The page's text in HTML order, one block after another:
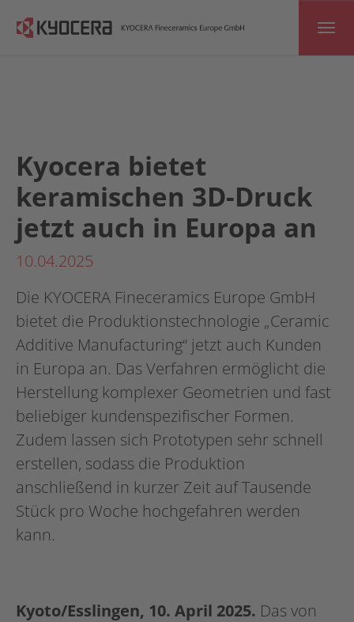
Kyocera bietet
keramischen 3D-Druck
jetzt auch in Europa an
10.04.2025
Die KYOCERA Fineceramics Europe GmbH
bietet die Produktionstechnologie „Ceramic
Additive Manufacturing“ jetzt auch Kunden
in Europa an. Das Verfahren ermöglicht die
Herstellung komplexer Geometrien und fast
beliebiger kundenspezifischer Formen.
Zudem lassen sich Prototypen sehr schnell
erstellen, sodass die Produktion
anschließend in kurzer Zeit auf Tausende
Stück pro Woche hochgefahren werden
kann.
Kyoto/Esslingen, 10. April 2025. Das von